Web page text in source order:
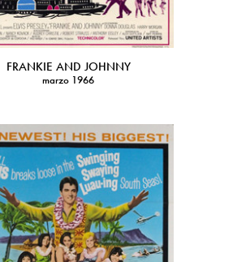
FRANKIE AND JOHNNY
marzo 1966